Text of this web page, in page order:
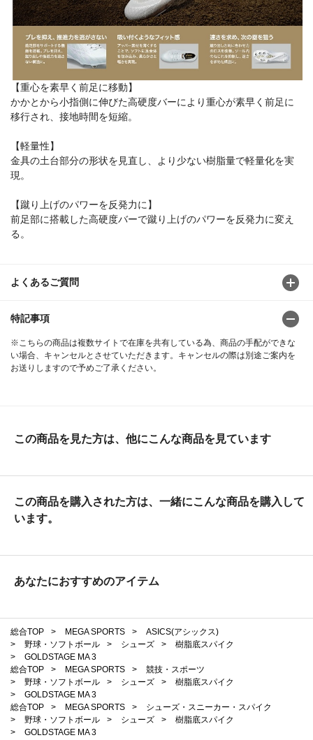
【重心を素早く前足に移動】
かかとから小指側に伸びた高硬度バーにより重心が素早く前足に
移行され、接地時間を短縮。
【軽量性】
金具の土台部分の形状を見直し、より少ない樹脂量で軽量化を実
現。
【蹴り上げのパワーを反発力に】
前足部に搭載した高硬度バーで蹴り上げのパワーを反発力に変え
る。
よくあるご質問
特記事項
※こちらの商品は複数サイトで在庫を共有している為、商品の手配ができな
い場合、キャンセルとさせていただきます。キャンセルの際は別途ご案内を
お送りしますので予めご了承ください。
この商品を見た方は、他にこんな商品を見ています
この商品を購入された方は、一緒にこんな商品を購入して
います。
あなたにおすすめのアイテム
総合TOP > MEGA SPORTS >
ASICS(アシックス)
>
野球・ソフトボール > シューズ >
樹脂底スパイク
>
GOLDSTAGE MA 3
総合TOP
> MEGA SPORTS >
競技・スポーツ
>
野球・ソフトボール > シューズ >
樹脂底スパイク
>
GOLDSTAGE MA 3
総合TOP
> MEGA SPORTS >
シューズ・スニーカー・スパイク
>
野球・ソフトボール > シューズ >
樹脂底スパイク
>
GOLDSTAGE MA 3